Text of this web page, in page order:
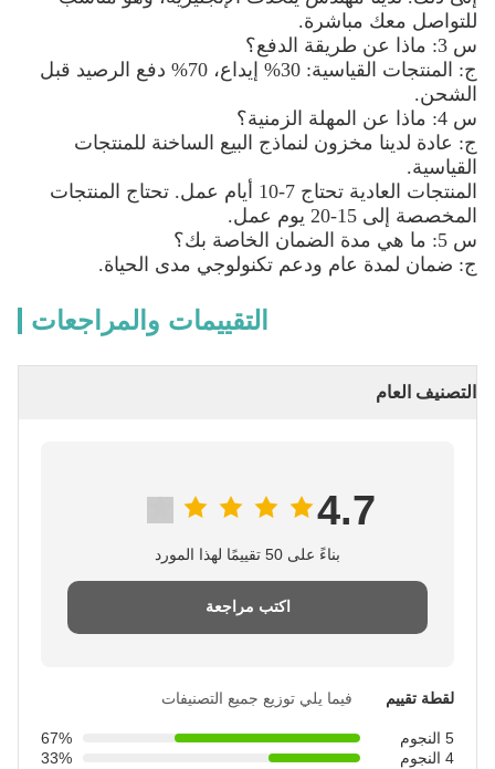
للتواصل معك مباشرة.
س 3: ماذا عن طريقة الدفع؟
ج: المنتجات القياسية: 30% إيداع، 70% دفع الرصيد قبل
الشحن.
س 4: ماذا عن المهلة الزمنية؟
ج: عادة لدينا مخزون لنماذج البيع الساخنة للمنتجات
القياسية.
المنتجات العادية تحتاج 7-10 أيام عمل. تحتاج المنتجات
المخصصة إلى 15-20 يوم عمل.
س 5: ما هي مدة الضمان الخاصة بك؟
ج: ضمان لمدة عام ودعم تكنولوجي مدى الحياة.
التقييمات والمراجعات
التصنيف العام
4.7
بناءً على 50 تقييمًا لهذا المورد
اكتب مراجعة
لقطة تقييم فيما يلي توزيع جميع التصنيفات
5 النجوم
67%
4 النجوم
33%